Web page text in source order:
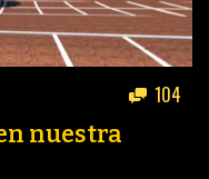
104
nuestra